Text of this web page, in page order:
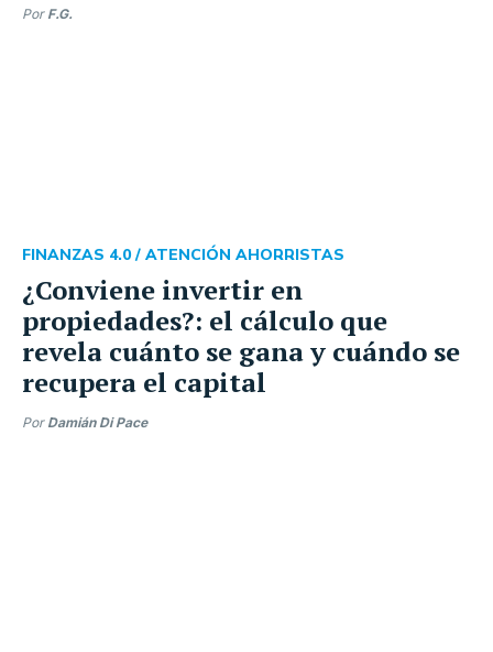
Por F.G.
¿Conviene invertir en
propiedades?: el cálculo que
revela cuánto se gana y cuándo se
recupera el capital
FINANZAS 4.0 / ATENCIÓN AHORRISTAS
Por Damián Di Pace